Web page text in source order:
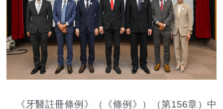
《牙醫註冊條例》（《條例》）（第156章）中